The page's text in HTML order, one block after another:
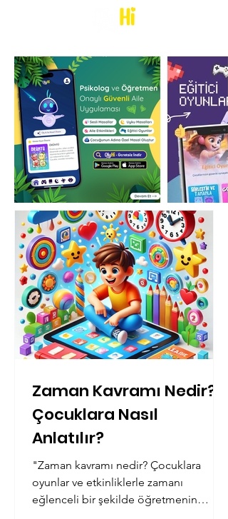
Zaman Kavramı Nedir?
Çocuklara Nasıl
Anlatılır?
"Zaman kavramı nedir? Çocuklara
oyunlar ve etkinliklerle zamanı
eğlenceli bir şekilde öğretmenin